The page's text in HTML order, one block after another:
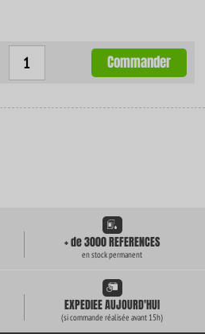
Commander
+ de 3000 REFERENCES
en stock permanent
EXPEDIEE AUJOURD'HUI
(si commande réalisée avant 15h)